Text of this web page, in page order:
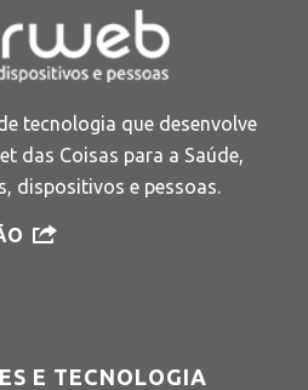
tecnologia que desenvolve
das Coisas para a Saúde,
dispositivos e pessoas.
E TECNOLOGIA